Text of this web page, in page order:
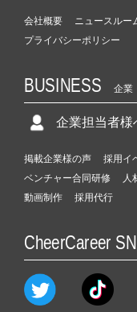
会社概要 ニュースルー
プライバシーポリシー
BUSINESS 企業
企業担当者様
掲載企業様の声 採用イ
ベンチャー合同研修
人
動画制作
採用代行
CheerCareer